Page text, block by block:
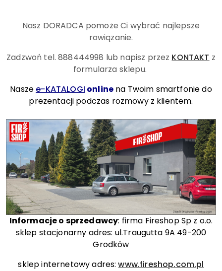
Nasz DORADCA pomoże Ci wybrać najlepsze
rowiązanie.
Zadzwoń tel. 888444998 lub napisz przez KONTAKT z
formularza sklepu.
Nasze e-KATALOGI online na Twoim smartfonie do
prezentacji podczas rozmowy z klientem.
Informacje o sprzedawcy: firma Fireshop Sp z o.o.
sklep stacjonarny adres: ul.Traugutta 9A 49-200
Grodków
sklep internetowy adres:www.fireshop.com.pl